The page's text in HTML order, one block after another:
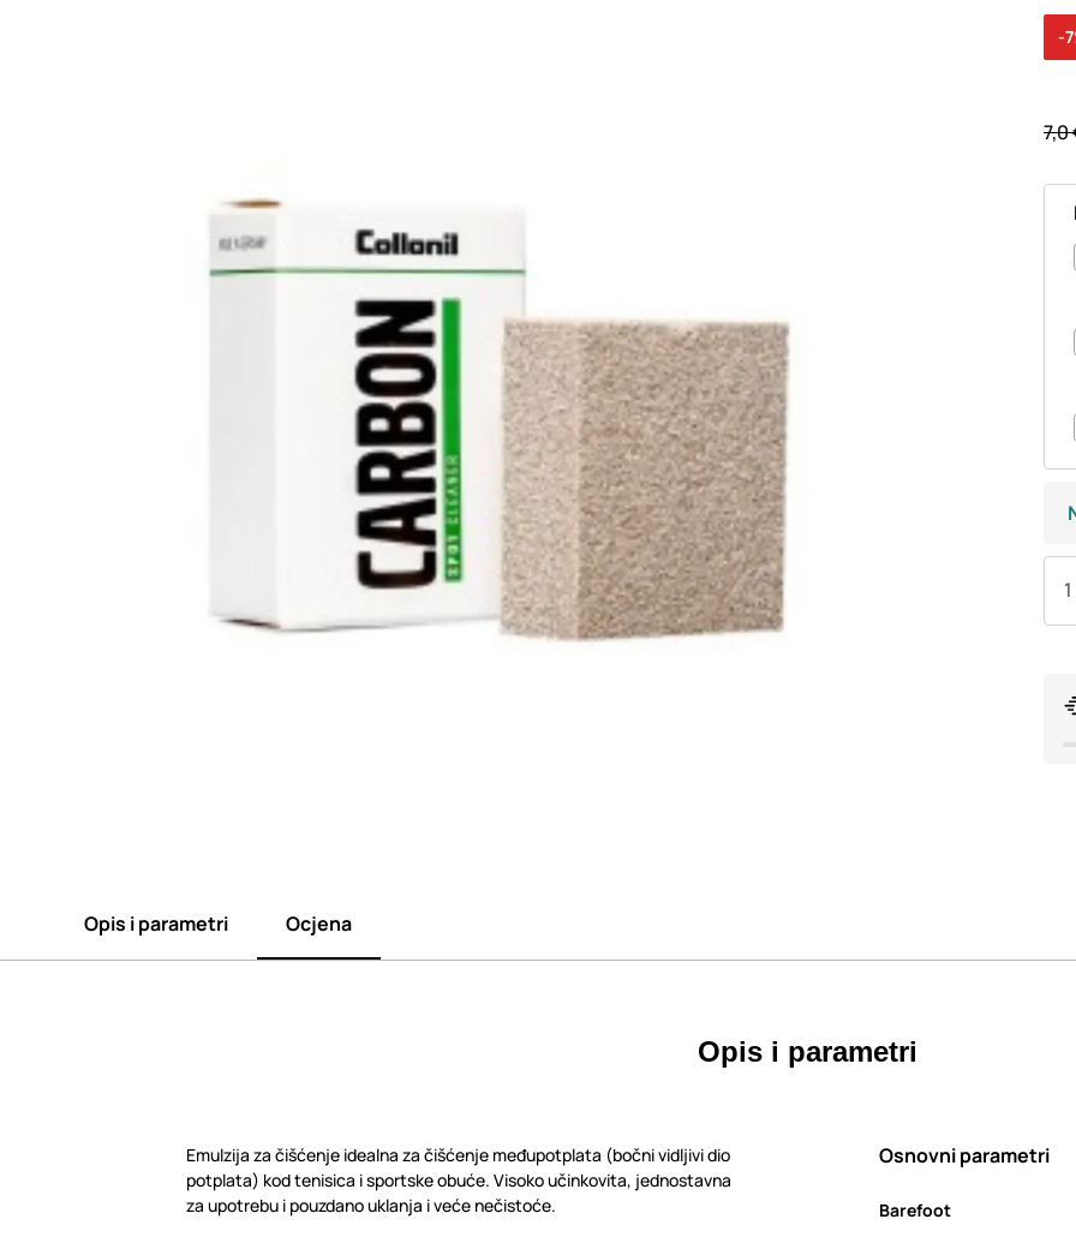
7,0
-
Opis i parametri Ocjena
Opis i parametri
Emulzija za čišćenje idealna za čišćenje međupotplata (bočni vidljivi dio
potplata) kod tenisica i sportske obuće. Visoko učinkovita, jednostavna
za upotrebu i pouzdano uklanja i veće nečistoće.
Osnovni parametri
Barefoot